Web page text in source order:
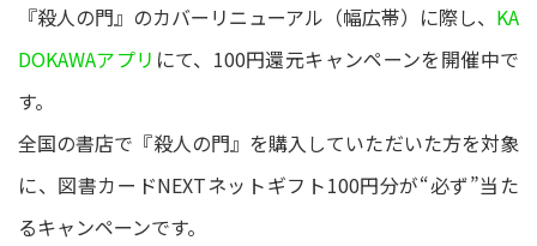
『殺人の門』のカバーリニューアル（幅広帯）に際し、 KA
DOKAWAアプリ にて、100円還元キャンペーンを開催中で
す。
全国の書店で『殺人の門』を購入していただいた方を対象
に、図書カードNEXTネットギフト100円分が“必ず”当た
るキャンペーンです。